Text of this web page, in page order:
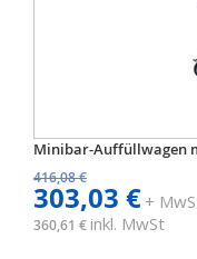
Minibar-Auffüllwagen
416,08 €
303,03 €+
360,61 € inkl. MwSt